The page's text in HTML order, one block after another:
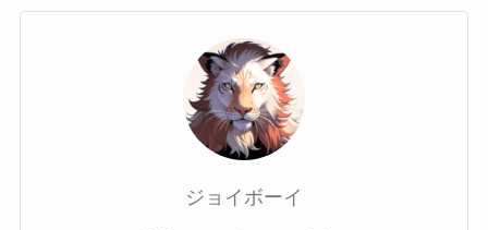
ジョイボーイ